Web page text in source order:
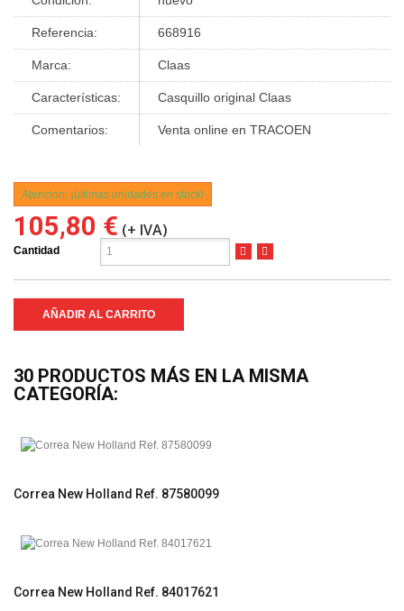
Referencia: 668916
Marca: Claas
Características: Casquillo original Claas
Comentarios: Venta online en TRACOEN
Atención: ¡últimas unidades en stock!
105,80 € (+ IVA)
Cantidad
AÑADIR AL CARRITO
30 PRODUCTOS MÁS EN LA MISMA
CATEGORÍA:
Correa New Holland Ref. 87580099
Correa New Holland Ref. 84017621